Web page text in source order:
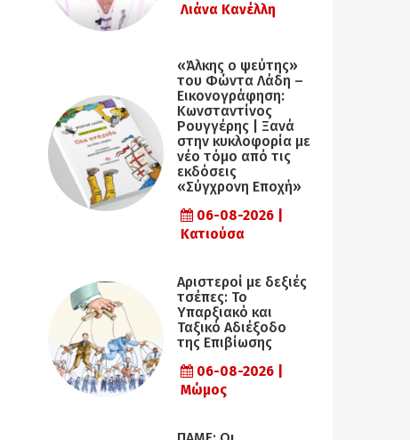
Λιάνα Κανέλλη
«Άλκης ο ψεύτης»
του Φώντα Λάδη –
Εικονογράφηση:
Κωνσταντίνος
Ρουγγέρης | Ξανά
στην κυκλοφορία με
νέο τόμο από τις
εκδόσεις
«Σύγχρονη Εποχή»
06-08-2026 |
Κατιούσα
Αριστεροί με δεξιές
τσέπες: Το
Υπαρξιακό και
Ταξικό Αδιέξοδο
της Επιβίωσης
06-08-2026 |
Μώμος